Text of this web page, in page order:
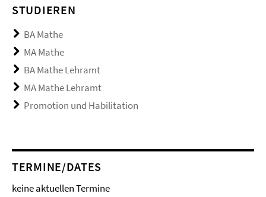
STUDIEREN
BA Mathe
MA Mathe
BA Mathe Lehramt
MA Mathe Lehramt
Promotion und Habilitation
TERMINE/DATES
keine aktuellen Termine